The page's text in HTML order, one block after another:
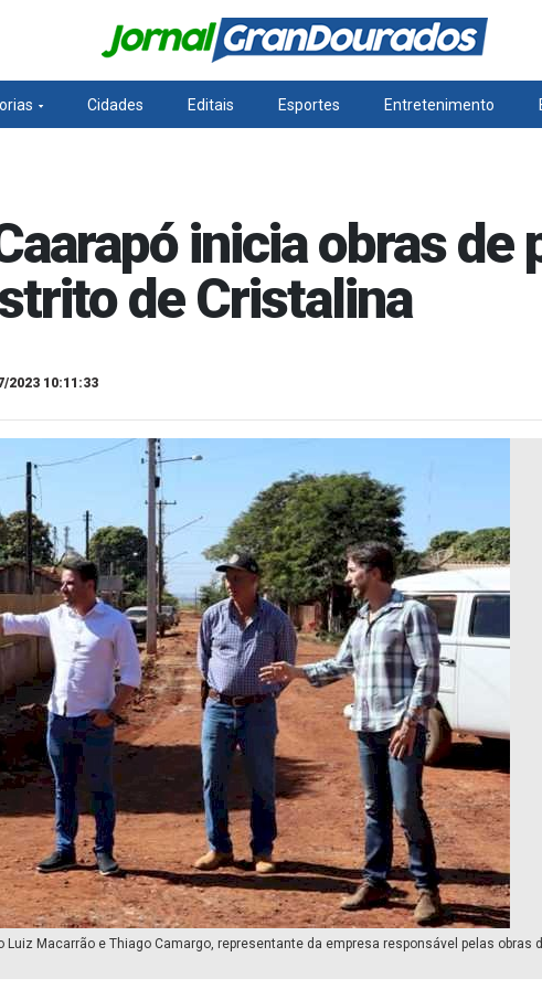
Cidades Editais Esportes Entretenimento
inicia obras de
de Cristalina
2023 10:11:33
Luiz Macarrão e Thiago Camargo, representante da empresa responsável pelas obras